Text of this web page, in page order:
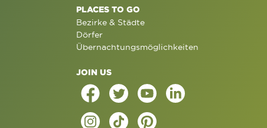
PLACES TO GO
Bezirke & Städte
Dörfer
Übernachtungsmöglichkeiten
JOIN US